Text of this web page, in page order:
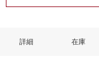
詳細 在庫